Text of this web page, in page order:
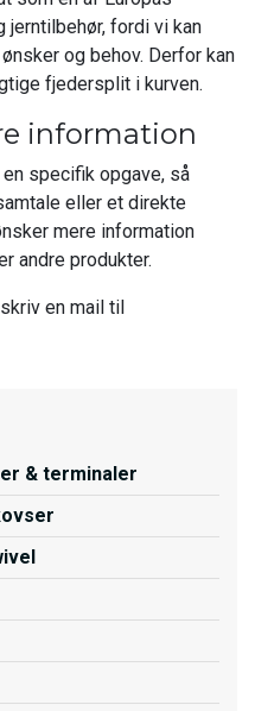
& terminaler
fordi vi kan
og behov. Derfor kan
fjedersplit i kurven.
information
specifik opgave, så
eller et direkte
mere information
andre produkter.
en mail til